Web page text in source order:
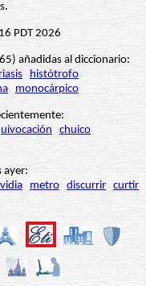
PDT 2026
añadidas al diccionario:
histótrofo
monocárpico
chuico
ayer:
metro discurrir curtir